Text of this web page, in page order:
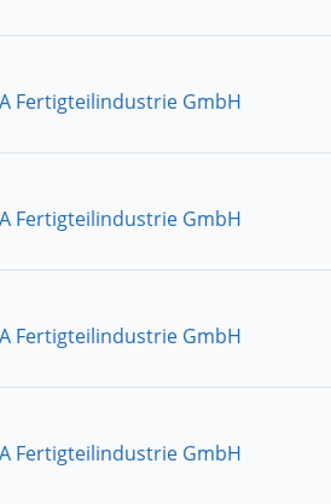
Fertigteilindustrie GmbH
Fertigteilindustrie GmbH
Fertigteilindustrie GmbH
Fertigteilindustrie GmbH